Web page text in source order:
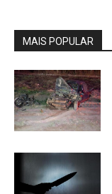
MAIS POPULAR